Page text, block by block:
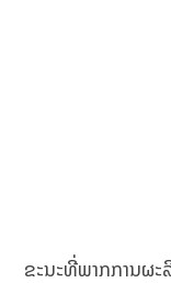
ຂະນະທີ່ພາກການຜ